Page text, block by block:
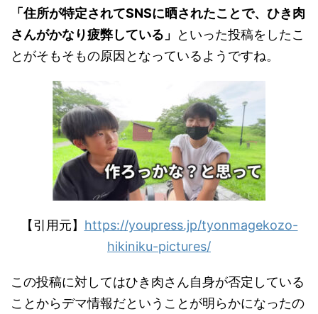
「住所が特定されてSNSに晒されたことで、ひき肉
さんがかなり疲弊している」
といった投稿をしたこ
とがそもそもの原因となっているようですね。
【引用元】 https://youpress.jp/tyonmagekozo-
hikiniku-pictures/
この投稿に対してはひき肉さん自身が否定している
ことからデマ情報だということが明らかになったの